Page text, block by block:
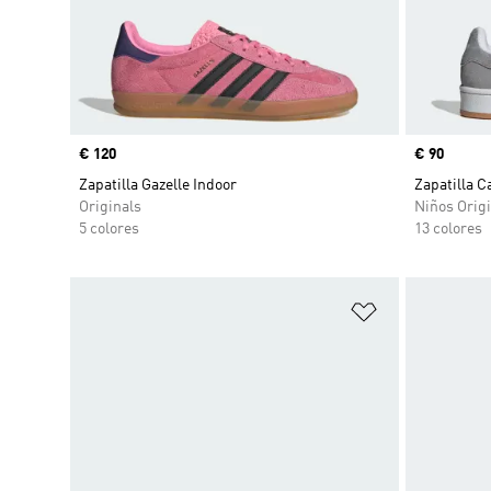
Precio
€ 120
Zapatilla Gazelle Indoor
Originals
5 colores
Precio
€ 90
Zapatilla
Niños
13 colores